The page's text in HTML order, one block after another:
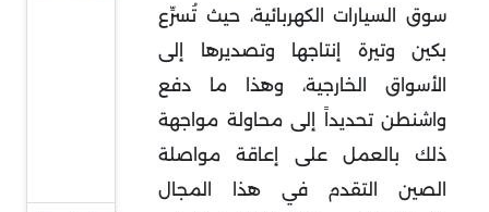
سوق السيارات الكهربائية، حيث تُسرِّع
بكين وتيرة إنتاجها وتصديرها إلى
الأسواق الخارجية، وهذا ما دفع
واشنطن تحديداً إلى محاولة مواجهة
ذلك بالعمل على إعاقة مواصلة
الصين التقدم في هذا المجال
الردع
النووي
إلى
واجهة
السياسة